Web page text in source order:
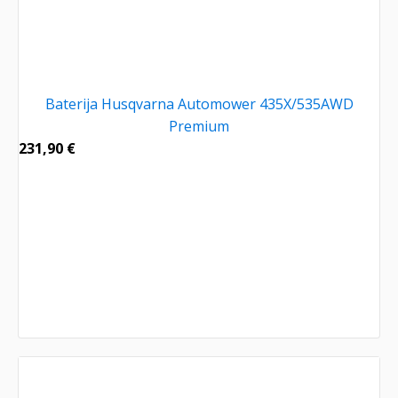
Baterija Husqvarna Automower 435X/535AWD
Premium
231,90 €